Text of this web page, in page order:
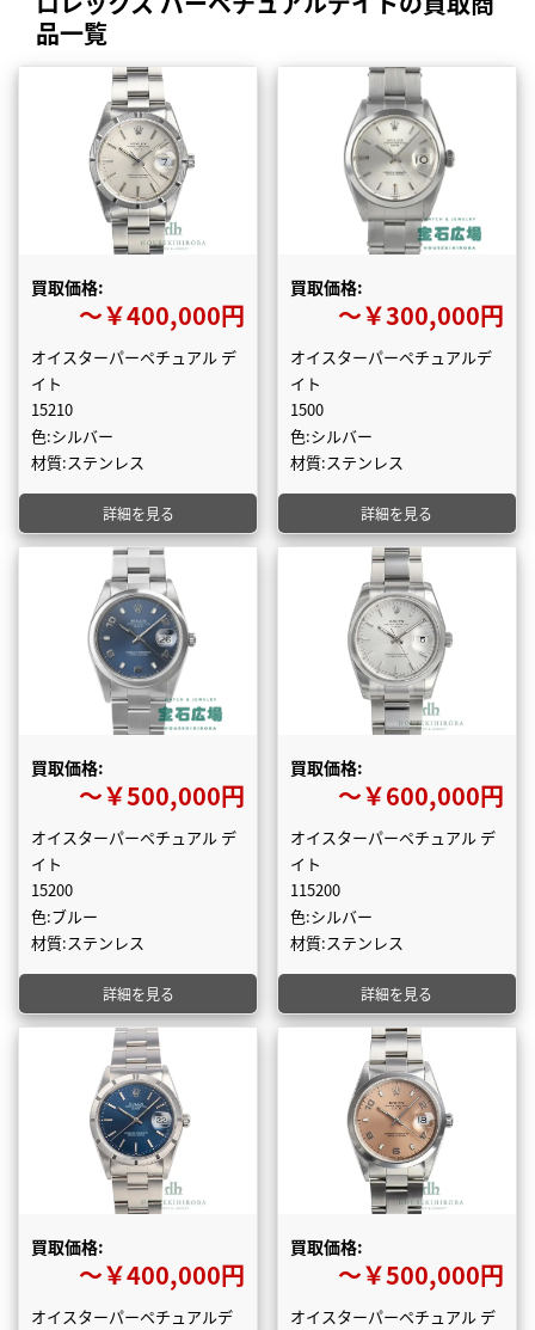
品一覧
買取価格:
〜￥400,000円
オイスターパーペチュアル デ
イト
15210
色:シルバー
材質:ステンレス
詳細を見る
買取価格:
〜￥300,000円
オイスターパーペチュアルデ
イト
1500
色:シルバー
材質:ステンレス
詳細を見る
買取価格:
〜￥500,000円
オイスターパーペチュアル デ
イト
15200
色:ブルー
材質:ステンレス
詳細を見る
買取価格:
〜￥600,000円
オイスターパーペチュアル デ
イト
115200
色:シルバー
材質:ステンレス
詳細を見る
買取価格:
〜￥400,000円
オイスターパーペチュアルデ
買取価格:
〜￥500,000円
オイスターパーペチュアル デ